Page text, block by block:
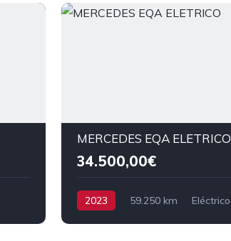
MERCEDES EQA ELETRICO
34.500,00€
2023 59.250 km
Eléctrico